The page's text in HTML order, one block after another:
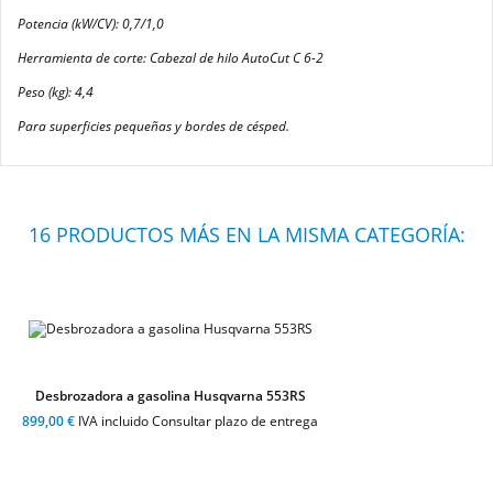
Potencia (kW/CV): 0,7/1,0
Herramienta de corte: Cabezal de hilo AutoCut C 6-2
Peso (kg): 4,4
Para superficies pequeñas y bordes de césped.
16 PRODUCTOS MÁS EN LA MISMA CATEGORÍA:
Desbrozadora a gasolina Husqvarna 553RS
899,00 € IVA incluido Consultar plazo de entrega